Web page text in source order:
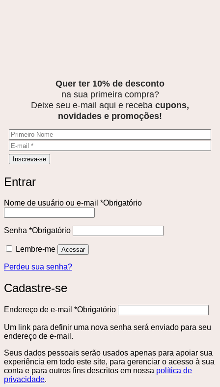
Quer ter 10% de desconto
na sua primeira compra?
Deixe seu e-mail aqui e receba cupons,
novidades e promoções!
Entrar
Nome de usuário ou e-mail *Obrigatório
Senha *Obrigatório
Lembre-me Acessar
Perdeu sua senha?
Cadastre-se
Endereço de e-mail *Obrigatório
Um link para definir uma nova senha será enviado para seu
endereço de e-mail.
Seus dados pessoais serão usados ​​apenas para apoiar sua
experiência em todo este site, para gerenciar o acesso à sua
conta e para outros fins descritos em nossa política de
privacidade.